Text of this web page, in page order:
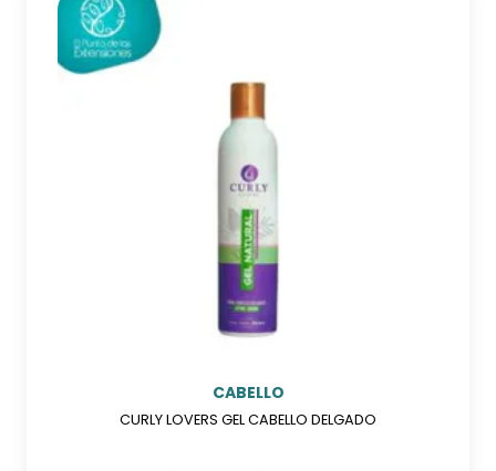
CABELLO
CURLY LOVERS GEL CABELLO DELGADO